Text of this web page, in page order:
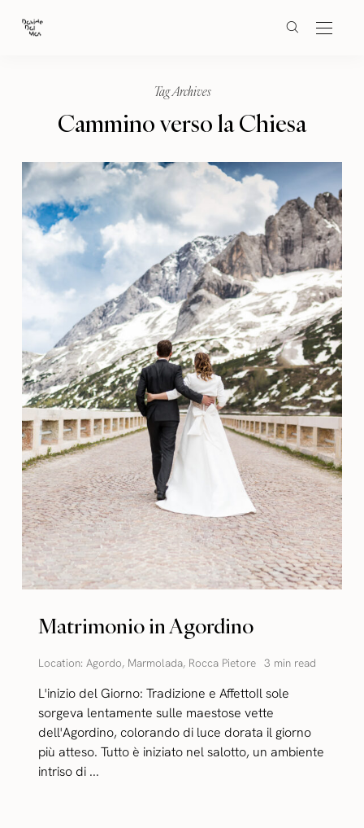
Tag Archives
Cammino verso la Chiesa
Matrimonio in Agordino
Location:Agordo, Marmolada, Rocca Pietore 3 min read
L'inizio del Giorno: Tradizione e AffettoIl sole
sorgeva lentamente sulle maestose vette
dell'Agordino, colorando di luce dorata il giorno
più atteso. Tutto è iniziato nel salotto, un ambiente
intriso di ...